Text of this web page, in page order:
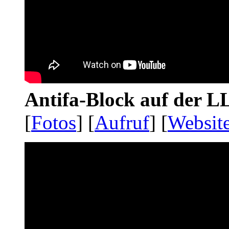
Antifa-Block auf der
[Fotos] [Aufruf] [